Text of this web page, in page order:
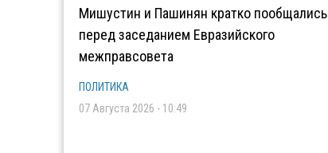
Мишустин и Пашинян кратко пообщались
перед заседанием Евразийского
межправсовета
ПОЛИТИКА
07 Августа 2026 - 10:49